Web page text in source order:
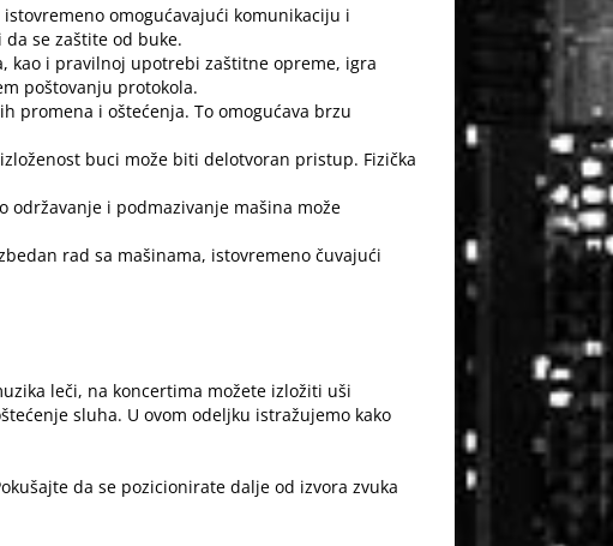
omogućavajući komunikaciju i
se zaštite od buke.
kao i pravilnoj upotrebi zaštitne opreme, igra
poštovanju protokola.
promena i oštećenja. To omogućava brzu
buci može biti delotvoran pristup. Fizička
održavanje i podmazivanje mašina može
rad sa mašinama, istovremeno čuvajući
leči, na koncertima možete izložiti uši
sluha. U ovom odeljku istražujemo kako
da se pozicionirate dalje od izvora zvuka